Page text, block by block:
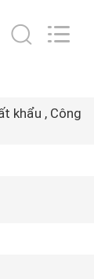
khẩu , Công